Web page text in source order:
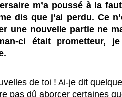
m’a poussé à la
dis que j’ai perdu. Ce
une nouvelle partie ne
ci était prometteur,
de toi ! Ai-je dit
pas dû aborder certaines